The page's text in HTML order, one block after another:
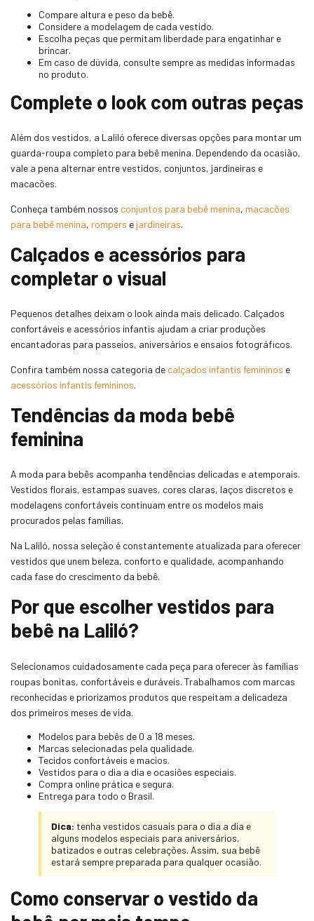
Compare altura e peso da bebê.
Considere a modelagem de cada vestido.
Escolha peças que permitam liberdade para engatinhar e
brincar.
Em caso de dúvida, consulte sempre as medidas informadas
no produto.
Complete o look com outras peças
Além dos vestidos, a Laliló oferece diversas opções para montar um
guarda-roupa completo para bebê menina. Dependendo da ocasião,
vale a pena alternar entre vestidos, conjuntos, jardineiras e
macacões.
Conheça também nossos conjuntos para bebê menina, macacões
para bebê menina, rompers e jardineiras.
Calçados e acessórios para
completar o visual
Pequenos detalhes deixam o look ainda mais delicado. Calçados
confortáveis e acessórios infantis ajudam a criar produções
encantadoras para passeios, aniversários e ensaios fotográficos.
Confira também nossa categoria de calçados infantis femininos e
acessórios infantis femininos.
Tendências da moda bebê
feminina
A moda para bebês acompanha tendências delicadas e atemporais.
Vestidos florais, estampas suaves, cores claras, laços discretos e
modelagens confortáveis continuam entre os modelos mais
procurados pelas famílias.
Na Laliló, nossa seleção é constantemente atualizada para oferecer
vestidos que unem beleza, conforto e qualidade, acompanhando
cada fase do crescimento da bebê.
Por que escolher vestidos para
bebê na Laliló?
Selecionamos cuidadosamente cada peça para oferecer às famílias
roupas bonitas, confortáveis e duráveis. Trabalhamos com marcas
reconhecidas e priorizamos produtos que respeitam a delicadeza
dos primeiros meses de vida.
Modelos para bebês de 0 a 18 meses.
Marcas selecionadas pela qualidade.
Tecidos confortáveis e macios.
Vestidos para o dia a dia e ocasiões especiais.
Compra online prática e segura.
Entrega para todo o Brasil.
Dica: tenha vestidos casuais para o dia a dia e
alguns modelos especiais para aniversários,
batizados e outras celebrações. Assim, sua bebê
estará sempre preparada para qualquer ocasião.
Como conservar o vestido da